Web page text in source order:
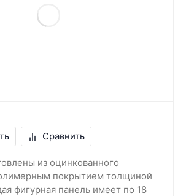
Сравнить
из оцинкованного
покрытием толщиной
фигурная панель имеет по 18